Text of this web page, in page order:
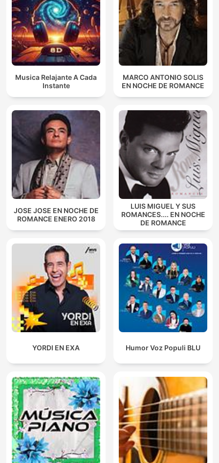
Musica Relajante A Cada
Instante
MARCO ANTONIO SOLIS
EN NOCHE DE ROMANCE
JOSE JOSE EN NOCHE DE
ROMANCE ENERO 2018
LUIS MIGUEL Y SUS
ROMANCES.... EN NOCHE
DE ROMANCE
YORDI EN EXA Humor Voz Populi BLU